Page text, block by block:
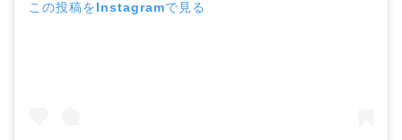
この投稿をInstagramで見る